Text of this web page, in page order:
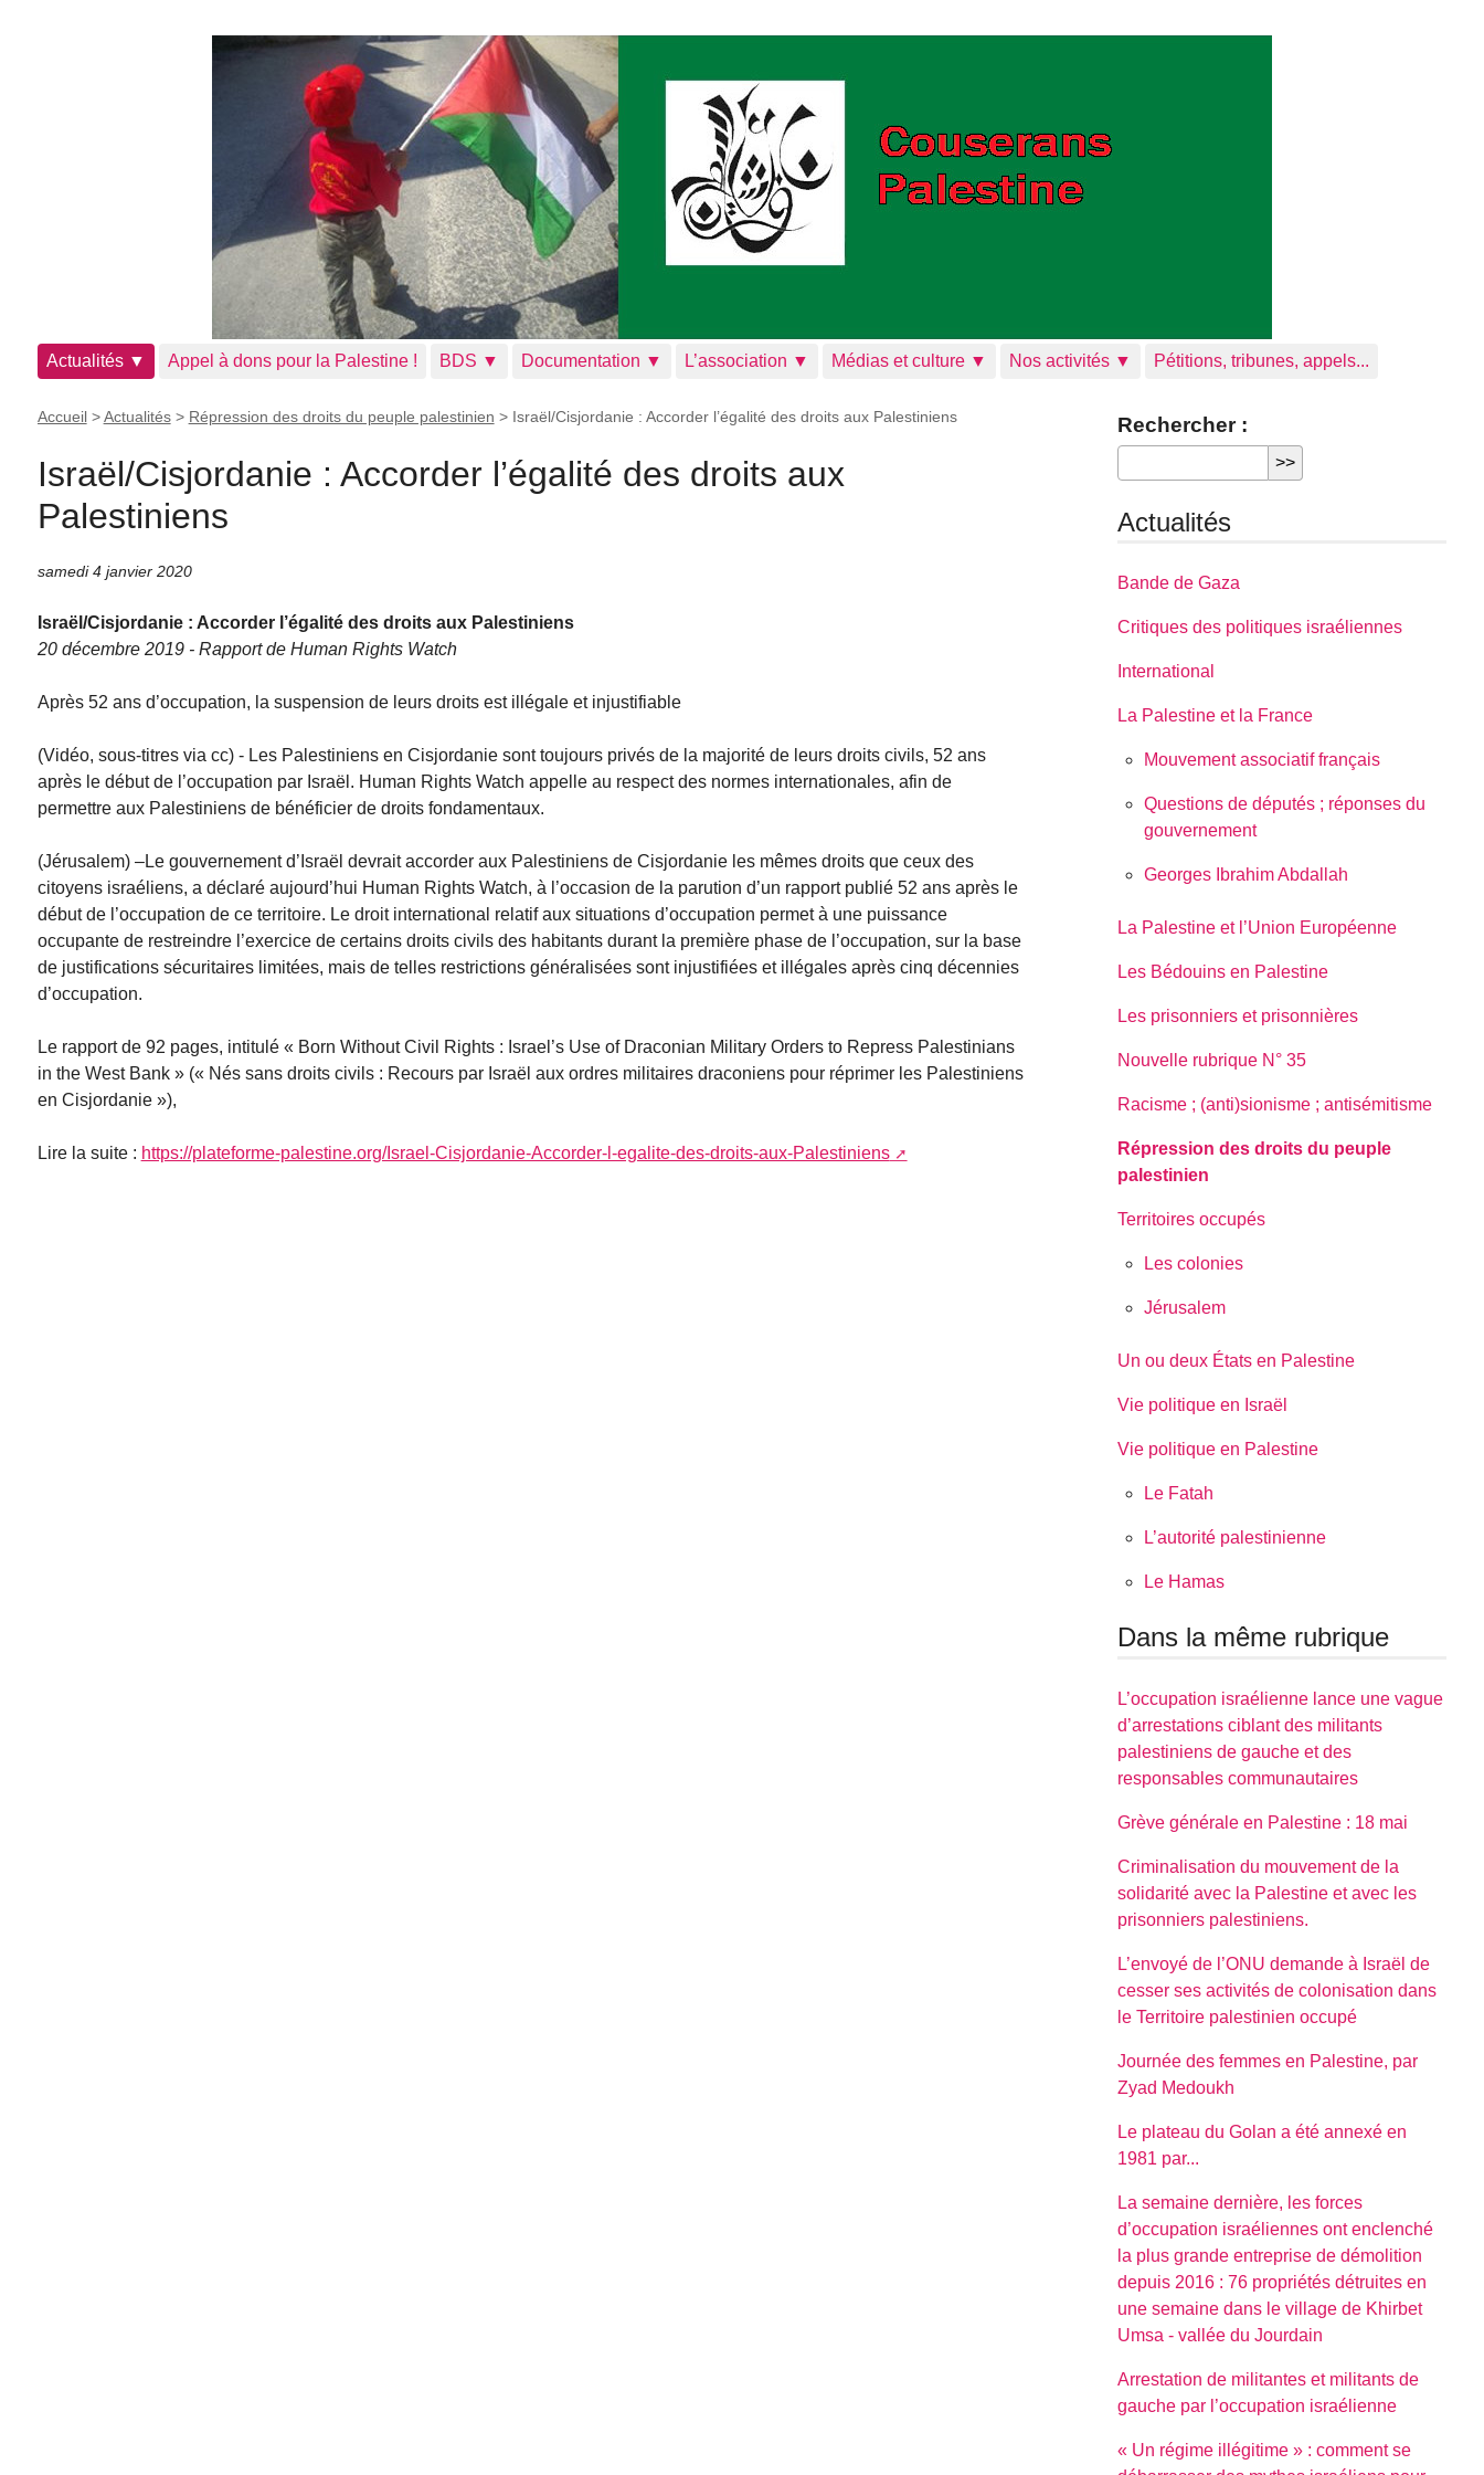
Actualités ▼ Appel à dons pour la Palestine ! BDS ▼ Documentation ▼ L’association ▼ Médias et culture ▼ Nos activités ▼ Pétitions, tribunes, appels...
Accueil>Actualités> Répression des droits du peuple palestinien > Israël/Cisjordanie : Accorder l’égalité des droits aux Palestiniens
Israël/Cisjordanie : Accorder l’égalité des droits aux
Palestiniens
samedi 4 janvier 2020
Israël/Cisjordanie : Accorder l’égalité des droits aux Palestiniens
20 décembre 2019 - Rapport de Human Rights Watch
Après 52 ans d’occupation, la suspension de leurs droits est illégale et injustifiable
(Vidéo, sous-titres via cc) - Les Palestiniens en Cisjordanie sont toujours privés de la majorité de leurs droits civils, 52 ans
après le début de l’occupation par Israël. Human Rights Watch appelle au respect des normes internationales, afin de
permettre aux Palestiniens de bénéficier de droits fondamentaux.
(Jérusalem) –Le gouvernement d’Israël devrait accorder aux Palestiniens de Cisjordanie les mêmes droits que ceux des
citoyens israéliens, a déclaré aujourd’hui Human Rights Watch, à l’occasion de la parution d’un rapport publié 52 ans après le
début de l’occupation de ce territoire. Le droit international relatif aux situations d’occupation permet à une puissance
occupante de restreindre l’exercice de certains droits civils des habitants durant la première phase de l’occupation, sur la base
de justifications sécuritaires limitées, mais de telles restrictions généralisées sont injustifiées et illégales après cinq décennies
d’occupation.
Le rapport de 92 pages, intitulé « Born Without Civil Rights : Israel’s Use of Draconian Military Orders to Repress Palestinians
in the West Bank » (« Nés sans droits civils : Recours par Israël aux ordres militaires draconiens pour réprimer les Palestiniens
en Cisjordanie »),
Lire la suite : https://plateforme-palestine.org/Israel-Cisjordanie-Accorder-l-egalite-des-droits-aux-Palestiniens
Rechercher :
Actualités
Bande de Gaza
Critiques des politiques israéliennes
International
La Palestine et la France
Mouvement associatif français
Questions de députés ; réponses du
gouvernement
Georges Ibrahim Abdallah
La Palestine et l’Union Européenne
Les Bédouins en Palestine
Les prisonniers et prisonnières
Nouvelle rubrique N° 35
Racisme ; (anti)sionisme ; antisémitisme
Répression des droits du peuple
palestinien
Territoires occupés
Les colonies
Jérusalem
Un ou deux États en Palestine
Vie politique en Israël
Vie politique en Palestine
Le Fatah
L’autorité palestinienne
Le Hamas
Dans la même rubrique
L’occupation israélienne lance une vague
d’arrestations ciblant des militants
palestiniens de gauche et des
responsables communautaires
Grève générale en Palestine : 18 mai
Criminalisation du mouvement de la
solidarité avec la Palestine et avec les
prisonniers palestiniens.
L’envoyé de l’ONU demande à Israël de
cesser ses activités de colonisation dans
le Territoire palestinien occupé
Journée des femmes en Palestine, par
Zyad Medoukh
Le plateau du Golan a été annexé en
1981 par...
La semaine dernière, les forces
d’occupation israéliennes ont enclenché
la plus grande entreprise de démolition
depuis 2016 : 76 propriétés détruites en
une semaine dans le village de Khirbet
Umsa - vallée du Jourdain
Arrestation de militantes et militants de
gauche par l’occupation israélienne
« Un régime illégitime » : comment se